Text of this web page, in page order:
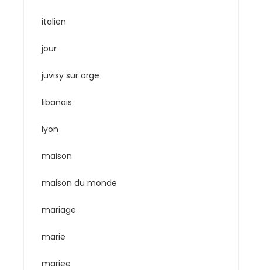
italien
jour
juvisy sur orge
libanais
lyon
maison
maison du monde
mariage
marie
mariee